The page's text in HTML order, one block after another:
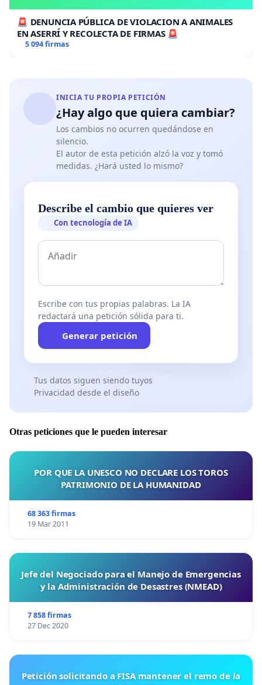
🚨 DENUNCIA PÚBLICA DE VIOLACION A ANIMALES
EN ASERRÍ Y RECOLECTA DE FIRMAS 🚨
5 094 firmas
INICIA TU PROPIA PETICIÓN
¿Hay algo que quiera cambiar?
Los cambios no ocurren quedándose en
silencio.
El autor de esta petición alzó la voz y tomó
medidas. ¿Hará usted lo mismo?
Describe el cambio que quieres ver
Con tecnología de IA
Escribe con tus propias palabras. La IA
redactará una petición sólida para ti.
Generar petición
Tus datos siguen siendo tuyos
Privacidad desde el diseño
Otras peticiones que le pueden interesar
POR QUE LA UNESCO NO DECLARE LOS TOROS
PATRIMONIO DE LA HUMANIDAD
68 363 firmas
19 Mar 2011
Jefe del Negociado para el Manejo de Emergencias
y la Administración de Desastres (NMEAD)
7 858 firmas
27 Dec 2020
Petición solicitando a FISA mantener el remo de la